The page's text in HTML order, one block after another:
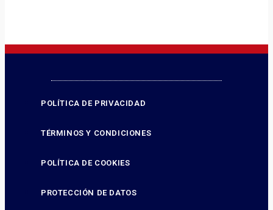
POLÍTICA DE PRIVACIDAD
TÉRMINOS Y CONDICIONES
POLÍTICA DE COOKIES
PROTECCIÓN DE DATOS